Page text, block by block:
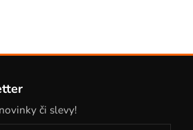
či slevy!